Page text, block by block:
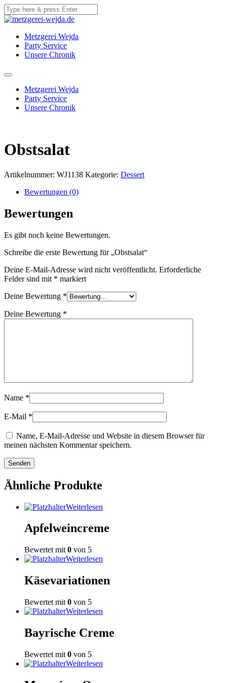
Metzgerei Wejda
Party Service
Unsere Chronik
Metzgerei Wejda
Party Service
Unsere Chronik
Obstsalat
Artikelnummer: WJ1138 Kategorie: Dessert
Bewertungen (0)
Bewertungen
Es gibt noch keine Bewertungen.
Schreibe die erste Bewertung für „Obstsalat“
Deine E-Mail-Adresse wird nicht veröffentlicht. Erforderliche
Felder sind mit * markiert
Deine Bewertung *
Deine Bewertung *
Name *
E-Mail *
Name, E-Mail-Adresse und Website in diesem Browser für
meinen nächsten Kommentar speichern.
Ähnliche Produkte
Weiterlesen
Apfelweincreme
Bewertet mit 0 von 5
Weiterlesen
Käsevariationen
Bewertet mit 0 von 5
Weiterlesen
Bayrische Creme
Bewertet mit 0 von 5
Weiterlesen